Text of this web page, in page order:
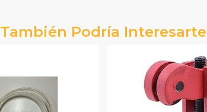
También Podría Interesarte